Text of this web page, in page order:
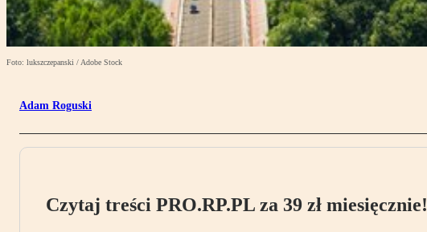
Foto: lukszczepanski / Adobe Stock
Adam Roguski
Czytaj treści PRO.RP.PL za 39 zł miesięcznie!